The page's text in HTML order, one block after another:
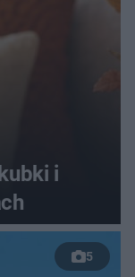
i
5